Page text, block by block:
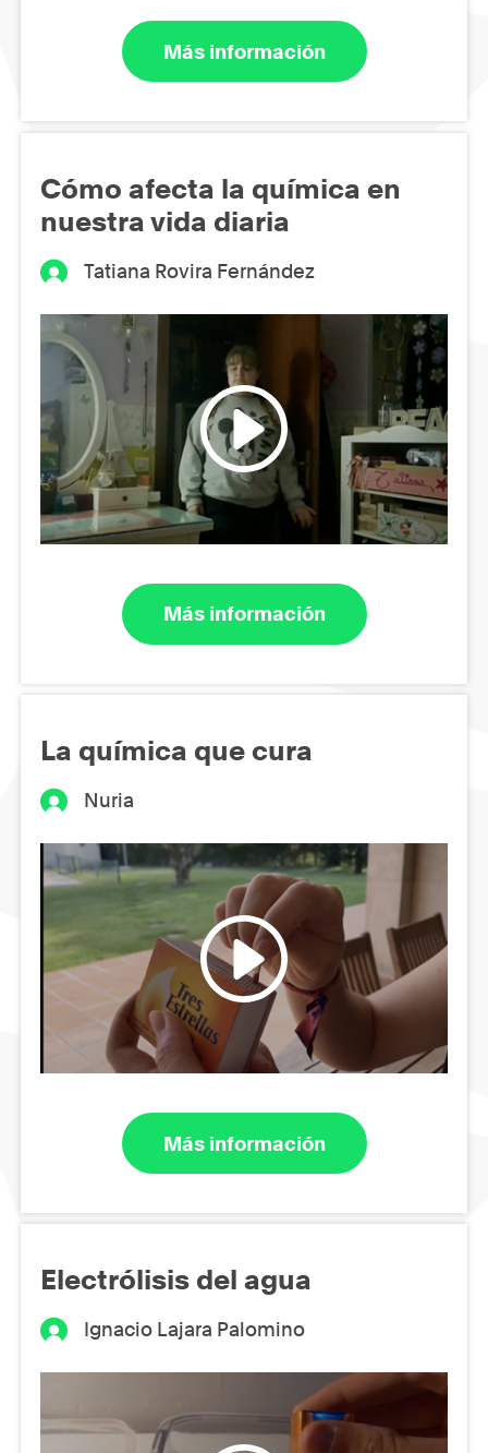
Más información
Cómo afecta la química en
nuestra vida diaria
Tatiana Rovira Fernández
Más información
La química que cura
Nuria
Más información
Electrólisis del agua
Ignacio Lajara Palomino